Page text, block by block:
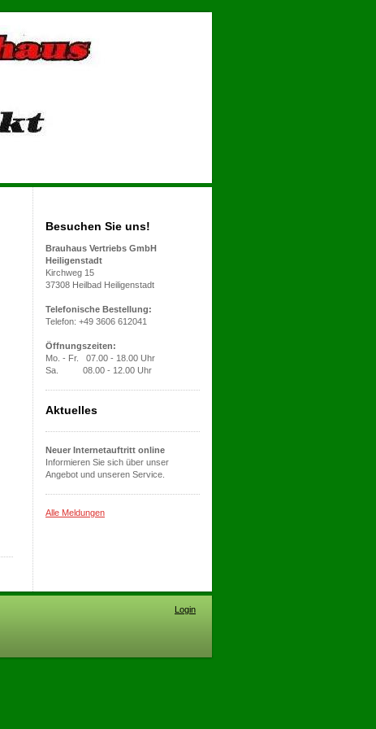
Besuchen Sie uns!
Brauhaus Vertriebs GmbH
Heiligenstadt
Kirchweg 15
37308 Heilbad Heiligenstadt
Telefonische Bestellung:
Telefon: +49 3606 612041
Öffnungszeiten:
Mo. - Fr. 07.00 - 18.00 Uhr
Sa. 08.00 - 12.00 Uhr
Aktuelles
Neuer Internetauftritt online
Informieren Sie sich über unser
Angebot und unseren Service.
Alle Meldungen
Login